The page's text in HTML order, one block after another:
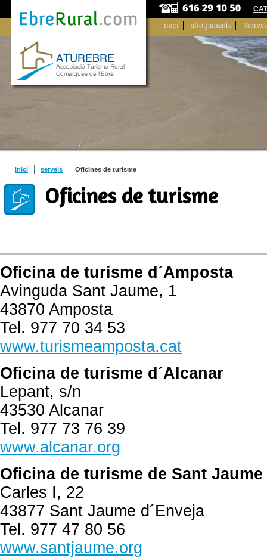
CAT
inici allotjaments Terres
inici serveis Oficines de turisme
Oficines de turisme
Oficina de turisme d´Amposta
Avinguda Sant Jaume, 1
43870 Amposta
Tel. 977 70 34 53
www.turismeamposta.cat
Oficina de turisme d´Alcanar
Lepant, s/n
43530 Alcanar
Tel. 977 73 76 39
www.alcanar.org
Oficina de turisme de Sant Jaume
Carles I, 22
43877 Sant Jaume d´Enveja
Tel. 977 47 80 56
www.santjaume.org